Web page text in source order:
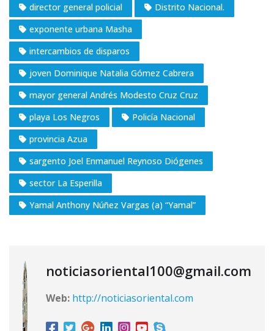
director general policial
Distrito Nacional.
exponente urbana Masha
intercambios de disparos
joven Dominique Natalia Gómez Cabrera
mayor general Andrés Modesto Cruz Cruz
playa Los Negros
Policía Nacional
provincia Azua
sargento Joel Enmanuel Reynoso Diógenes
sector La Esperilla
Yamal Anthony Núñez Vargas (a) “Yamal”
noticiasoriental100@gmail.com
Web: http://noticiasoriental.com